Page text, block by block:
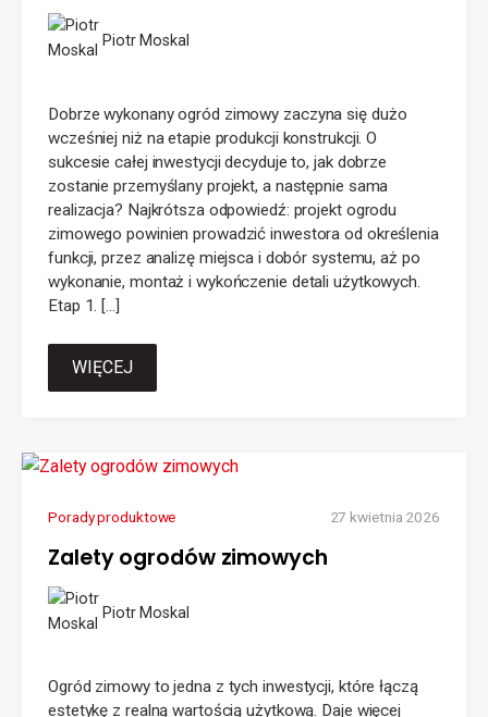
Piotr Moskal
Dobrze wykonany ogród zimowy zaczyna się dużo
wcześniej niż na etapie produkcji konstrukcji. O
sukcesie całej inwestycji decyduje to, jak dobrze
zostanie przemyślany projekt, a następnie sama
realizacja? Najkrótsza odpowiedź: projekt ogrodu
zimowego powinien prowadzić inwestora od określenia
funkcji, przez analizę miejsca i dobór systemu, aż po
wykonanie, montaż i wykończenie detali użytkowych.
Etap 1. […]
WIĘCEJ
Porady produktowe 27 kwietnia 2026
Zalety ogrodów zimowych
Piotr Moskal
Ogród zimowy to jedna z tych inwestycji, które łączą
estetykę z realną wartością użytkową. Daje więcej